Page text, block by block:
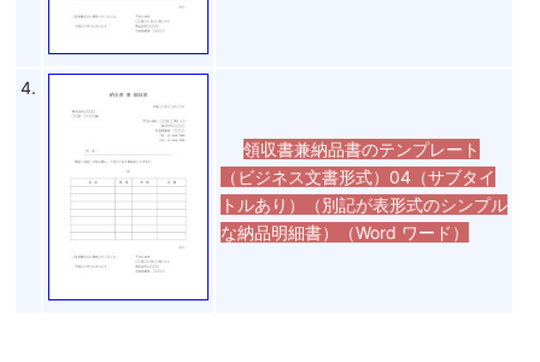
4.
領収書兼納品書のテンプレート
（ビジネス文書形式）04（サブタイ
トルあり）（別記が表形式のシンプル
な納品明細書）（Word ワード）